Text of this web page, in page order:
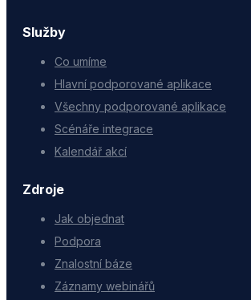
Služby
Co umíme
Hlavní podporované aplikace
Všechny podporované aplikace
Scénáře integrace
Kalendář akcí
Zdroje
Jak objednat
Podpora
Znalostní báze
Záznamy webinářů